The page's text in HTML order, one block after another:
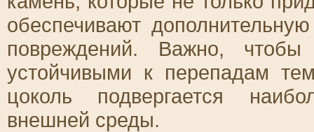
обеспечивают
повреждений. Важно,
устойчивыми к перепадам
цоколь подвергается
внешней среды.